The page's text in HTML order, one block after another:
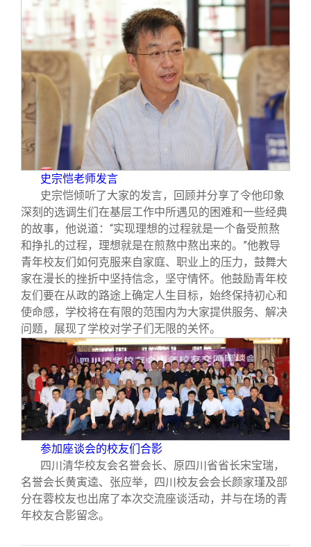
史宗恺老师发言
史宗恺倾听了大家的发言，回顾并分享了令他印象
深刻的选调生们在基层工作中所遇见的困难和一些经典
的故事，他说道：“实现理想的过程就是一个备受煎熬
和挣扎的过程，理想就是在煎熬中熬出来的。”他教导
青年校友们如何克服来自家庭、职业上的压力，鼓舞大
家在漫长的挫折中坚持信念，坚守情怀。他鼓励青年校
友们要在从政的路途上确定人生目标，始终保持初心和
使命感，学校将在有限的范围内为大家提供服务、解决
问题，展现了学校对学子们无限的关怀。
参加座谈会的校友们合影
四川清华校友会名誉会长、原四川省省长宋宝瑞，
名誉会长黄寅逵、张应举，四川校友会会长颜家瑾及部
分在蓉校友也出席了本次交流座谈活动，并与在场的青
年校友合影留念。